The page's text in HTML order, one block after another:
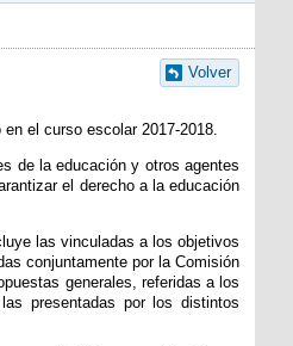
Volver
el curso escolar 2017-2018.
de la educación y otros agentes
el derecho a la educación
las vinculadas a los objetivos
conjuntamente por la Comisión
generales, referidas a los
presentadas por los distintos